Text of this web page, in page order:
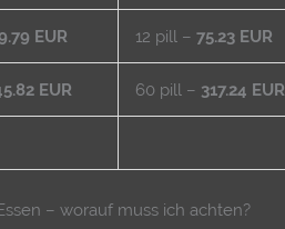
EUR 12 pill –75.23 EUR
EUR 60 pill – 317.24 EUR
– worauf muss ich achten?